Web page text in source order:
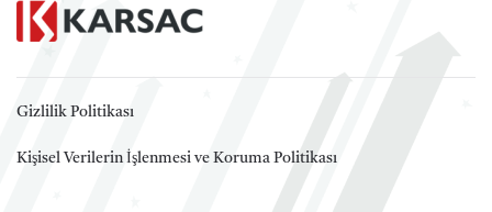
Gizlilik Politikası
Kişisel Verilerin İşlenmesi ve Koruma Politikası